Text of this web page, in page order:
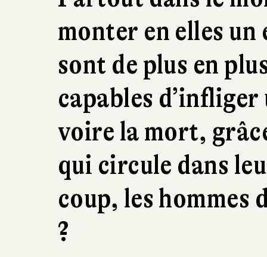
monter en elles
sont de plus en
capables
voire la mort,
qui circule dans
coup, les hommes
?